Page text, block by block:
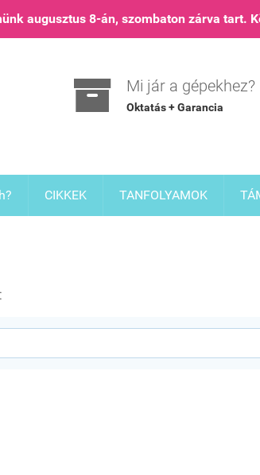
augusztus 8-án, szombaton zárva tart.
 Mi jár a gépekhez?
Oktatás + Garancia
CIKKEK TANFOLYAMOK